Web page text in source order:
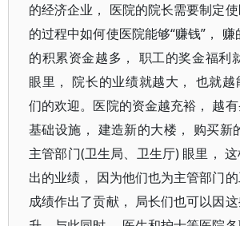
的经济企业， 医院的院长需要制定
的过程中如何使医院能够“赚钱”，
的积累资金越多， 职工的奖金福利
眼里， 院长的业绩就越大， 也就
们的欢迎。医院的资金越充裕， 越
基础设施， 建造新的大楼， 购买新
主管部门(卫生局、卫生厅) 眼里，
出的业绩， 因为他们也为主管部门
成绩作出了贡献， 局长们也可以因